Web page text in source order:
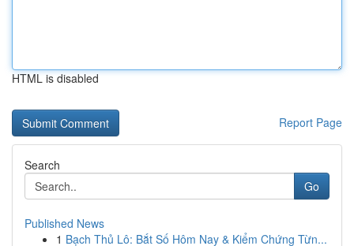
HTML is disabled
Report Page
Search
Go
Published News
1 Bạch Thủ Lô: Bắt Số Hôm Nay & Kiểm Chứng Từn...